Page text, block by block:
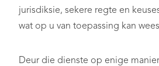
jurisdiksie, sekere regte en
wat op u van toepassing kan
Deur die dienste op enige